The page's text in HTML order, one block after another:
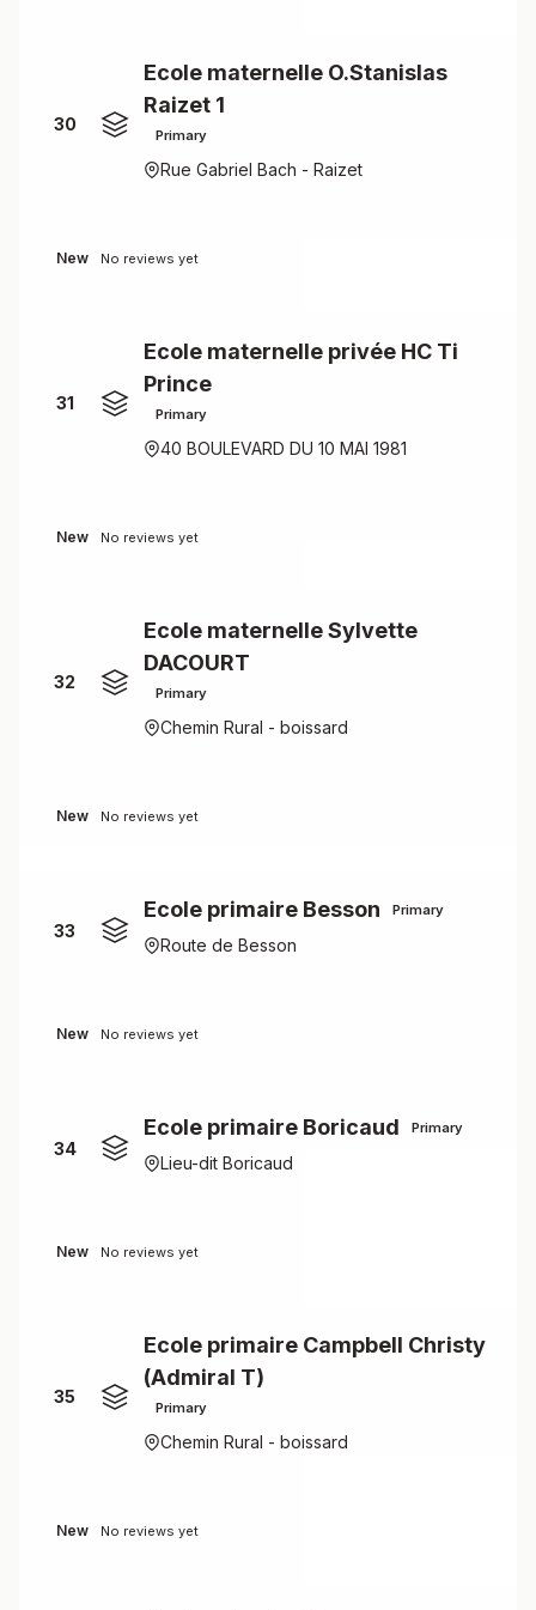
30
Ecole maternelle O.Stanislas
Raizet 1
Primary
Rue Gabriel Bach - Raizet
New No reviews yet
31
Ecole maternelle privée HC Ti
Prince
Primary
40 BOULEVARD DU 10 MAI 1981
New No reviews yet
32
Ecole maternelle Sylvette
DACOURT
Primary
Chemin Rural - boissard
New No reviews yet
33
Ecole primaire Besson Primary
Route de Besson
New No reviews yet
34
Ecole primaire Boricaud Primary
Lieu-dit Boricaud
New No reviews yet
35
Ecole primaire Campbell Christy
(Admiral T)
Primary
Chemin Rural - boissard
New No reviews yet